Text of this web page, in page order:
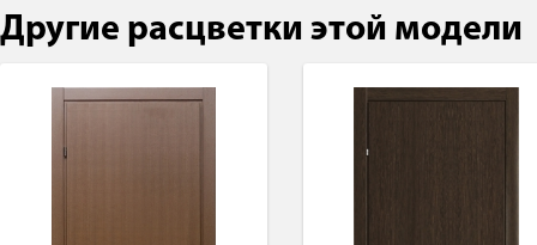
Другие расцветки этой модели